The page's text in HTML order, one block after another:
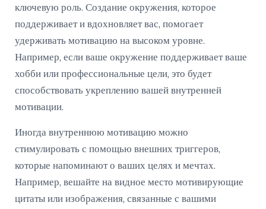
ключевую роль. Создание окружения, которое
поддерживает и вдохновляет вас, помогает
удерживать мотивацию на высоком уровне.
Например, если ваше окружение поддерживает ваше
хобби или профессиональные цели, это будет
способствовать укреплению вашей внутренней
мотивации.
Иногда внутреннюю мотивацию можно
стимулировать с помощью внешних триггеров,
которые напоминают о ваших целях и мечтах.
Например, вешайте на видное место мотивирующие
цитаты или изображения, связанные с вашими